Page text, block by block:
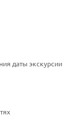
даты экскурсии